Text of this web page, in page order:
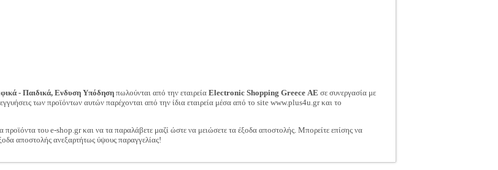
- Παιδικά, Ενδυση Υπόδηση πωλούνται από την εταιρεία Electronic Shopping Greece ΑΕ σε συνεργασία με
των προϊόντων αυτών παρέχονται από την ίδια εταιρεία μέσα από το site www.plus4u.gr και το
του e-shop.gr και να τα παραλάβετε μαζί ώστε να μειώσετε τα έξοδα αποστολής. Μπορείτε επίσης να
αποστολής ανεξαρτήτως ύψους παραγγελίας!